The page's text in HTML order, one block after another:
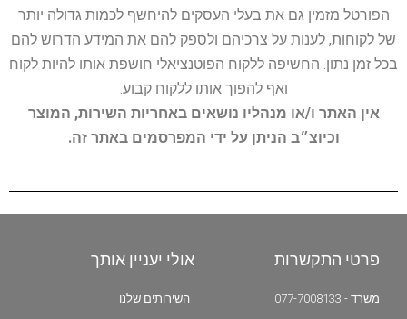
הפורטל מזמין גם את בעלי העסקים להיחשף לכמות גדולה יותר
של לקוחות, לענות על צרכיהם ולספק להם את המידע הדרוש להם
בכל זמן נתון. החשיפה ללקוח הפוטנציאלי חושפת אותו להיות לקוח
ואף להפוך אותו ללקוח קבוע.
אין האתר ו/או מנהליו נושאים באחריות השירות, המוצר
וכיוצ״ב הניתן על ידי המפרסמים באתר זה.
פרטי התקשרות
משרד - 077-7008133
אולי יעניין אותך
השירותים שלנו